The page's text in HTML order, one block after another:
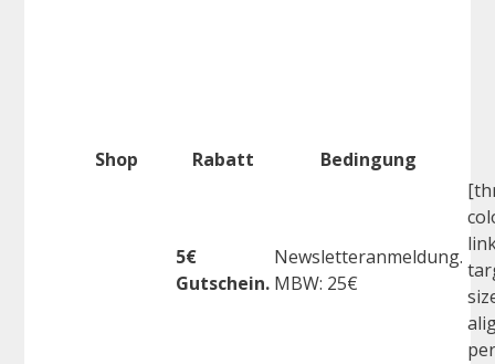
Shop Rabatt Bedingung
5€
Gutschein.
Newsletteranmeldung.
MBW: 25€